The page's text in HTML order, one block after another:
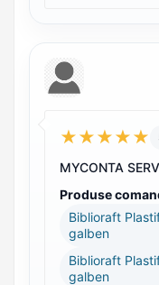
★★★★★
MYCONTA
Produse
Biblioraft
galben
Biblioraft
galben